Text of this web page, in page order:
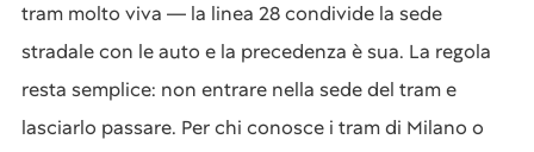
tram molto viva — la linea 28 condivide la sede
stradale con le auto e la precedenza è sua. La regola
resta semplice: non entrare nella sede del tram e
lasciarlo passare. Per chi conosce i tram di Milano o